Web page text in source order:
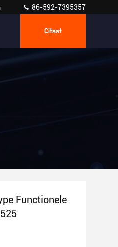
86-592-7395357
Citaat
Functionele